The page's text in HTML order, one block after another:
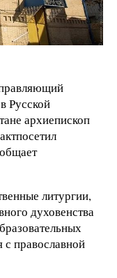
Русской
архиепископ
литургии,
духовенства
с православной